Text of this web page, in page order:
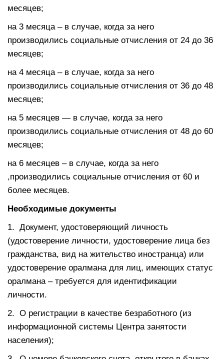
месяцев;
на 3 месяца – в случае, когда за него
производились социальные отчисления от 24 до 36
месяцев;
на 4 месяца – в случае, когда за него
производились социальные отчисления от 36 до 48
месяцев;
на 5 месяцев — в случае, когда за него
производились социальные отчисления от 48 до 60
месяцев;
на 6 месяцев – в случае, когда за него
,производились социальные отчисления от 60 и
более месяцев.
Необходимые документы
1. Документ, удостоверяющий личность
(удостоверение личности, удостоверение лица без
гражданства, вид на жительство иностранца) или
удостоверение оралмана для лиц, имеющих статус
оралмана – требуется для идентификации
личности.
2. О регистрации в качестве безработного (из
информационной системы Центра занятости
населения);